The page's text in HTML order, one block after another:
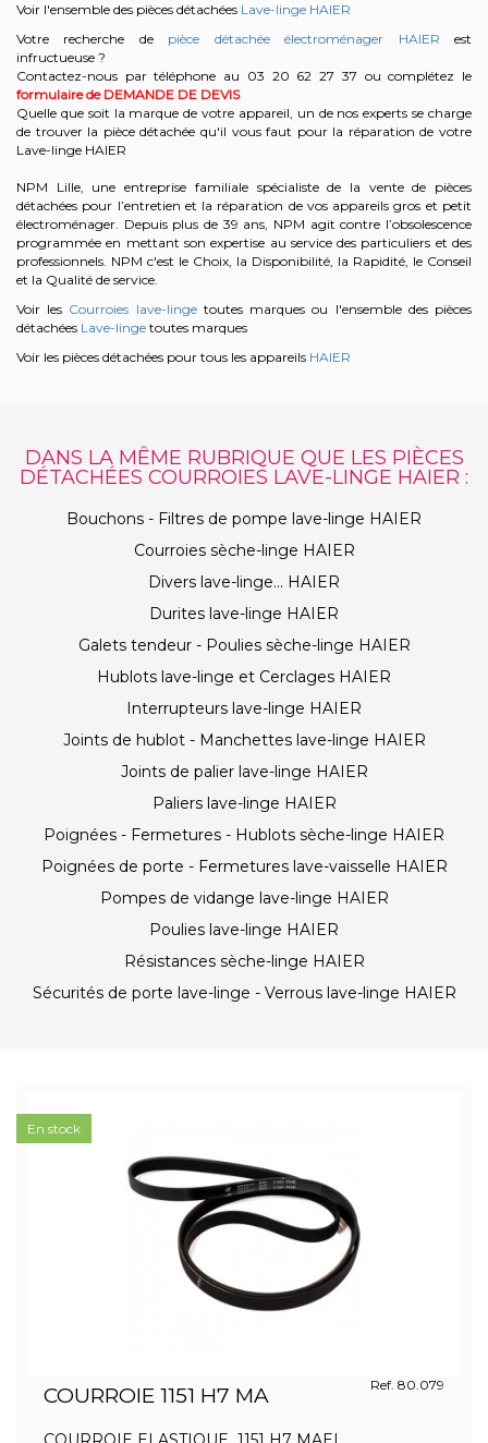
Voir l'ensemble des pièces détachées Lave-linge HAIER
Votre recherche de pièce détachée électroménager HAIER est
infructueuse ?
Contactez-nous par téléphone au 03 20 62 27 37 ou complétez le
formulaire de DEMANDE DE DEVIS
Quelle que soit la marque de votre appareil, un de nos experts se charge
de trouver la pièce détachée qu'il vous faut pour la réparation de votre
Lave-linge HAIER
NPM Lille, une entreprise familiale spécialiste de la vente de pièces
détachées pour l’entretien et la réparation de vos appareils gros et petit
électroménager. Depuis plus de 39 ans, NPM agit contre l’obsolescence
programmée en mettant son expertise au service des particuliers et des
professionnels. NPM c'est le Choix, la Disponibilité, la Rapidité, le Conseil
et la Qualité de service.
Voir les Courroies lave-lingetoutes marques ou l'ensemble des pièces
détachées Lave-linge toutes marques
Voir les pièces détachées pour tous les appareils HAIER
DANS LA MÊME RUBRIQUE QUE LES PIÈCES
DÉTACHÉES COURROIES LAVE-LINGE HAIER :
Bouchons - Filtres de pompe lave-linge HAIER
Courroies sèche-linge HAIER
Divers lave-linge... HAIER
Durites lave-linge HAIER
Galets tendeur - Poulies sèche-linge HAIER
Hublots lave-linge et Cerclages HAIER
Interrupteurs lave-linge HAIER
Joints de hublot - Manchettes lave-linge HAIER
Joints de palier lave-linge HAIER
Paliers lave-linge HAIER
Poignées - Fermetures - Hublots sèche-linge HAIER
Poignées de porte - Fermetures lave-vaisselle HAIER
Pompes de vidange lave-linge HAIER
Poulies lave-linge HAIER
Résistances sèche-linge HAIER
Sécurités de porte lave-linge - Verrous lave-linge HAIER
COURROIE 1151 H7 MA Ref. 80.079
En stock